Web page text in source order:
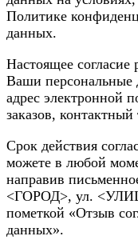
Политике
данных.
Настоящее согласие
Ваши персональные
адрес электронной
заказов,
Срок действия
можете в любой
направив
<ГОРОД>, ул.
пометкой «Отзыв
данных».